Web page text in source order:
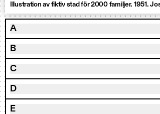
Illustration av fiktiv stad för 2000 familjer. 1951.
A
B
C
D
E